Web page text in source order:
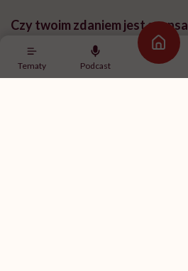
Tematy Podcast
Strona
Czy twoim zdaniem jest
po prostu obciachem?
Mam taką nadzieję i widzę na